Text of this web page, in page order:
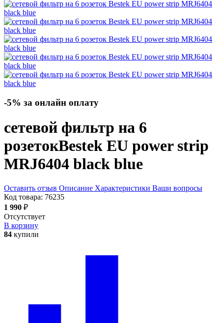
-5% за онлайн оплату
сетевой фильтр на 6
розетокBestek EU power strip
MRJ6404 black blue
Оставить отзыв Описание Характеристики Ваши вопросы
Код товара: 76235
1 990 ₽
Отсутствует
В корзину
84 купили